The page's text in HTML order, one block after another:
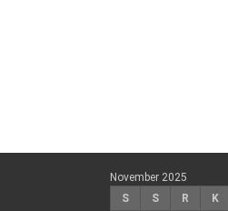
November 2025
S
S R K